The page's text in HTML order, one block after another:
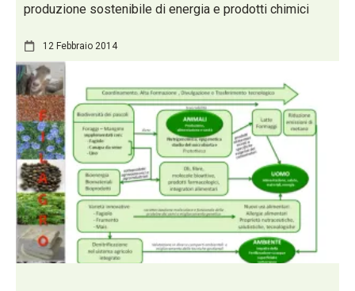
produzione sostenibile di energia e prodotti chimici
12 Febbraio 2014